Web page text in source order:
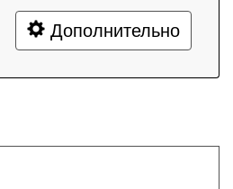
Дополнительно